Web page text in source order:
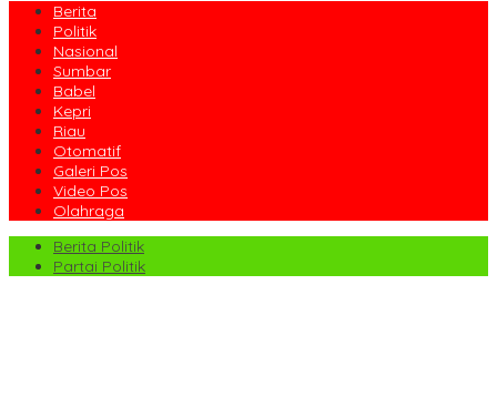
Berita
Politik
Nasional
Sumbar
Babel
Kepri
Riau
Otomatif
Galeri Pos
Video Pos
Olahraga
Berita Politik
Partai Politik